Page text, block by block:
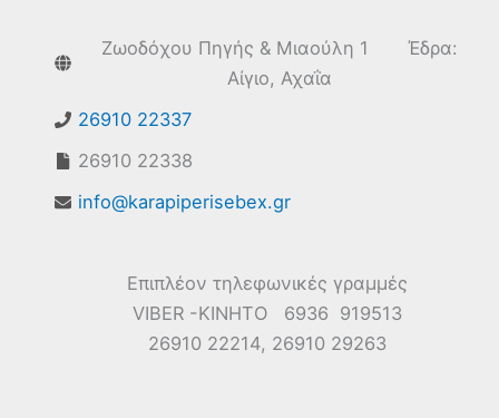
Ζωοδόχου Πηγής & Μιαούλη 1 Έδρα:
Αίγιο, Αχαΐα
26910 22337
26910 22338
info@karapiperisebex.gr
Επιπλέον τηλεφωνικές γραμμές
VIBER -ΚΙΝΗΤΟ 6936 919513
26910 22214, 26910 29263